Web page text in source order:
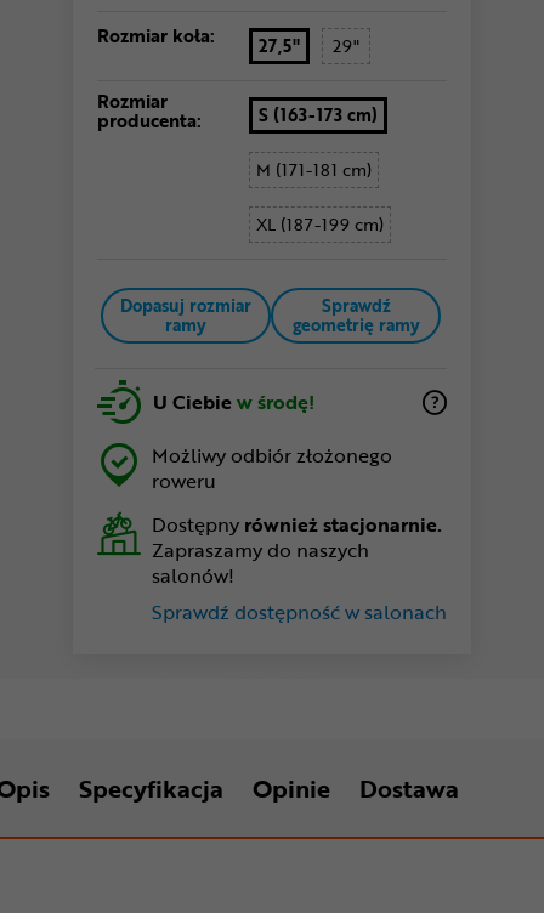
Rozmiar koła: 27,5" 29"
Rozmiar
producenta: S (163-173 cm)
M (171-181 cm)
XL (187-199 cm)
Dopasuj rozmiar
ramy
Sprawdź
geometrię ramy
U Ciebiew środę!
Możliwy odbiór złożonego
roweru
Dostępny również stacjonarnie.
Zapraszamy do naszych
salonów!
Sprawdź dostępność w salonach
Specyfikacja Opinie Dostawa